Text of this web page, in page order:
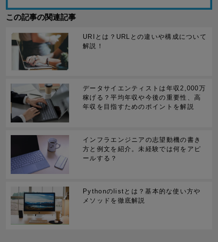
この記事の関連記事
URIとは？URLとの違いや構成について
解説！
データサイエンティストは年収2,000万
稼げる？平均年収や今後の重要性、高
年収を目指すためのポイントを解説
インフラエンジニアの志望動機の書き
方と例文を紹介。未経験では何をアピ
ールする？
Pythonのlistとは？基本的な使い方や
メソッドを徹底解説